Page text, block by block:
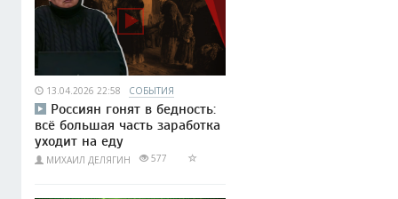
13.04.2026 22:58 СОБЫТИЯ
Россиян гонят в бедность:
всё большая часть заработка
уходит на еду
МИХАИЛ ДЕЛЯГИН 577